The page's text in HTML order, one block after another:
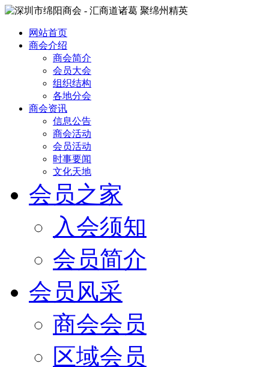
网站首页
商会介绍
商会简介
会员大会
组织结构
各地分会
商会资讯
信息公告
商会活动
会员活动
时事要闻
文化天地
会员之家
入会须知
会员简介
会员风采
商会会员
区域会员